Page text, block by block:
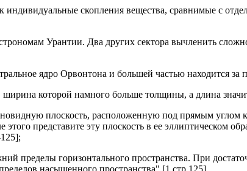
скопления вещества, сравнимые с
Урантии. Два других сектора вычленить
ядро Орвонтона и большей частью находится за
которой намного больше толщины, а длина
плоскость, расположенную под прямым углом
представите эту плоскость в ее эллиптическом
пределы горизонтального пространства. При
насыщенного пространства" [1 стр.125].